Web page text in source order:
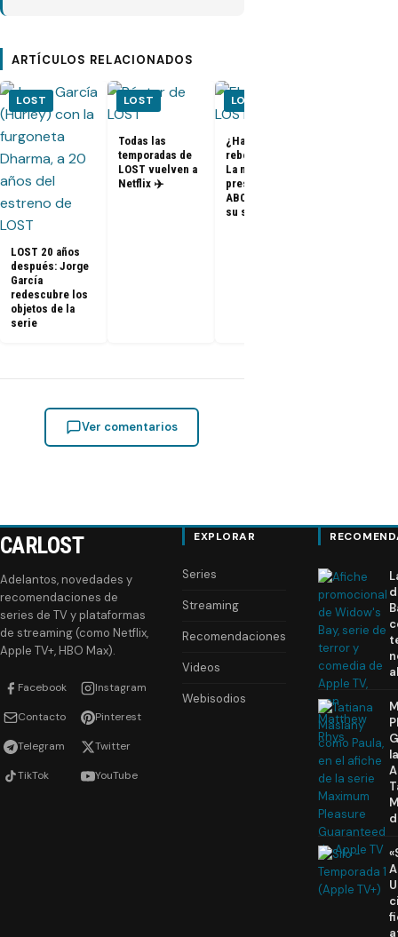
ARTÍCULOS RELACIONADOS
LOST
LOST 20 años
después: Jorge
García
redescubre los
objetos de la
serie
LOST
Todas las
temporadas de
LOST vuelven a
Netflix ✈️
LOST
¿Habrá un
reboot de Lost?
La nueva
presidenta de
ABC dice que es
su sueño
Ver comentarios
CARLOST
Adelantos, novedades y
recomendaciones de
series de TV y plataformas
de streaming (como Netflix,
Apple TV+, HBO Max).
Facebook Instagram
Contacto Pinterest
Telegram Twitter
TikTok YouTube
EXPLORAR
Series
Streaming
Recomendaciones
Videos
Webisodios